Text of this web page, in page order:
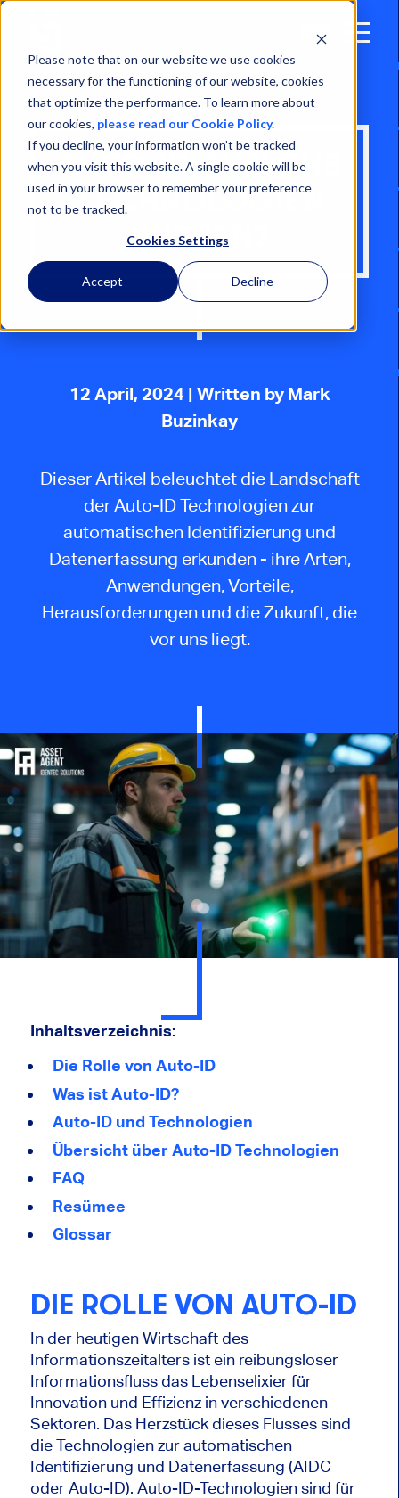
Please note that on our website we use cookies
necessary for the functioning of our website, cookies
that optimize the performance. To learn more about
our cookies, please read our Cookie Policy.
If you decline, your information won’t be tracked
when you visit this website. A single cookie will be
used in your browser to remember your preference
not to be tracked.
Cookies Settings
Accept Decline
Open
AUTO-ID: WELCHE
TECHNOLOGIEN
NUTZEN?
12 April, 2024 | Written by Mark
Buzinkay
Dieser Artikel beleuchtet die Landschaft
der Auto-ID Technologien zur
automatischen Identifizierung und
Datenerfassung erkunden - ihre Arten,
Anwendungen, Vorteile,
Herausforderungen und die Zukunft, die
vor uns liegt.
Inhaltsverzeichnis:
Die Rolle von Auto-ID
Was ist Auto-ID?
Auto-ID und Technologien
Übersicht über Auto-ID Technologien
FAQ
Resümee
Glossar
DIE ROLLE VON AUTO-ID
In der heutigen Wirtschaft des
Informationszeitalters ist ein reibungsloser
Informationsfluss das Lebenselixier für
Innovation und Effizienz in verschiedenen
Sektoren. Das Herzstück dieses Flusses sind
die Technologien zur automatischen
Identifizierung und Datenerfassung (AIDC
oder Auto-ID). Auto-ID-Technologien sind für